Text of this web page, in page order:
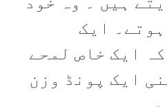
ایک
ایک خاص لمحے
ایک پونڈ وزن